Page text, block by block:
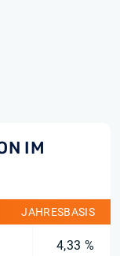
IM
JAHRESBASIS
4,33 %